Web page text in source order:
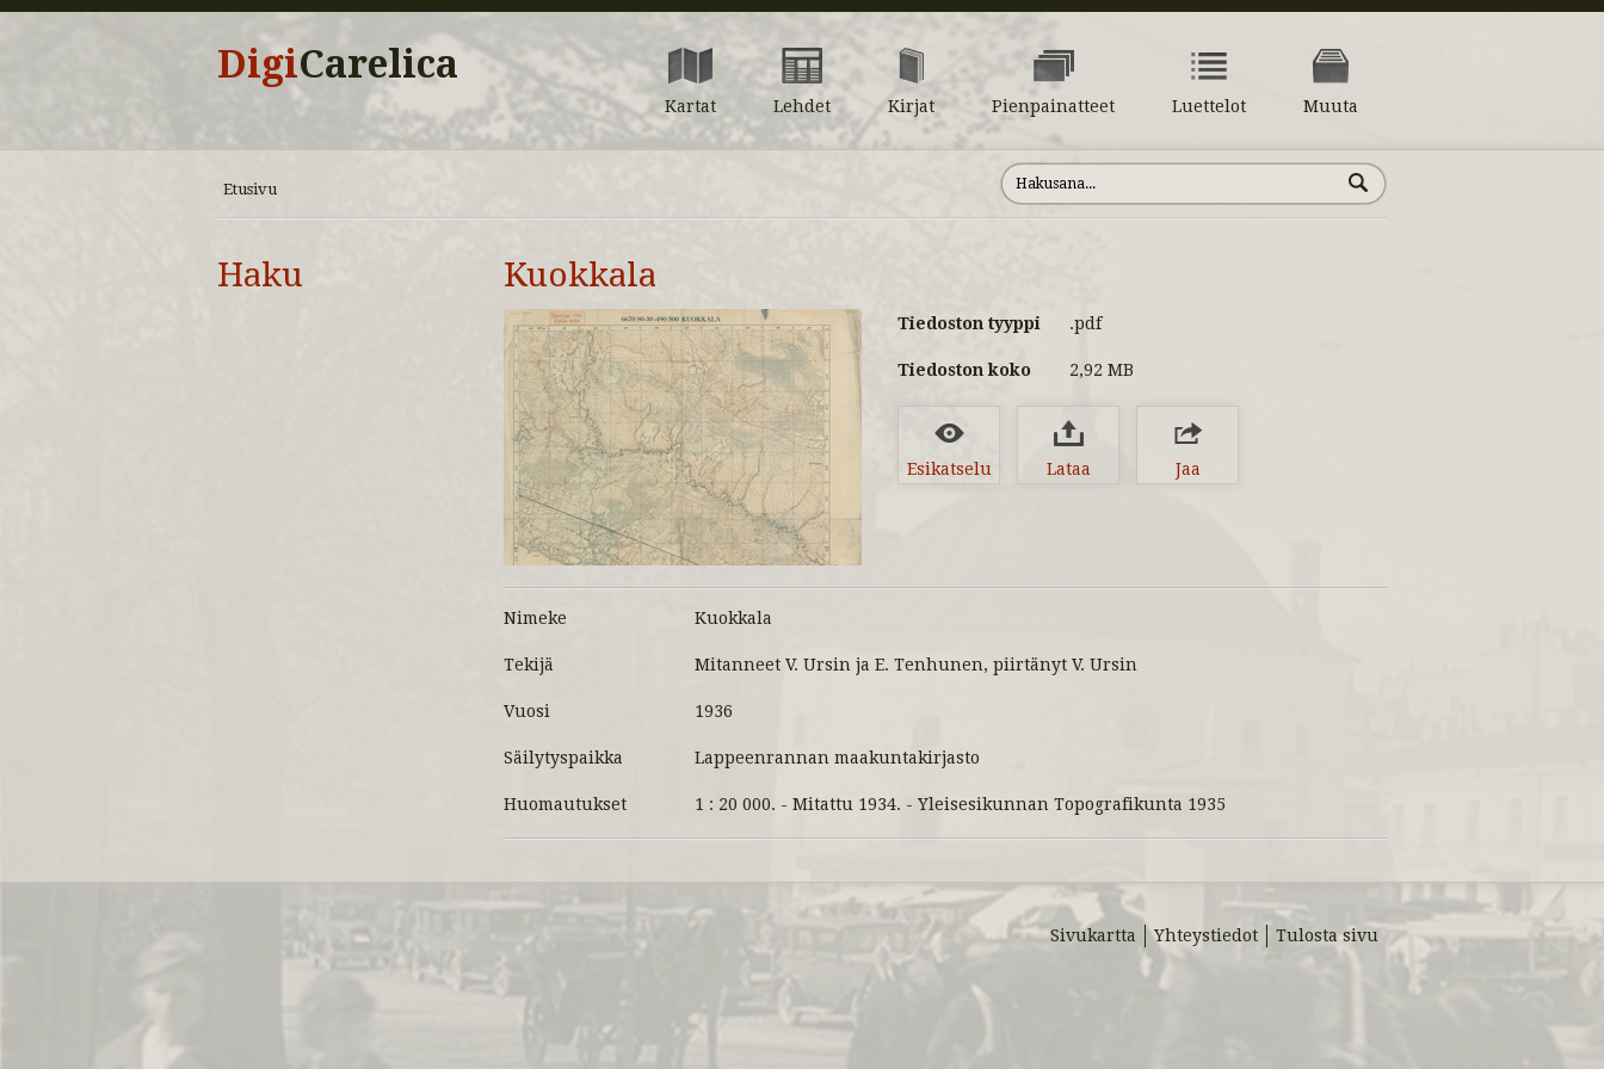
DigiCarelica
Kartat Lehdet Kirjat Pienpainatteet Luettelot Muuta
Etusivu
Haku Kuokkala
Tiedoston tyyppi .pdf
Tiedoston koko 2,92 MB
Esikatselu Lataa Jaa
Nimeke Kuokkala
Tekijä Mitanneet V. Ursin ja E. Tenhunen, piirtänyt V. Ursin
Vuosi 1936
Säilytyspaikka Lappeenrannan maakuntakirjasto
Huomautukset 1 : 20 000. - Mitattu 1934. - Yleisesikunnan Topografikunta 1935
Sivukartta Yhteystiedot Tulosta sivu